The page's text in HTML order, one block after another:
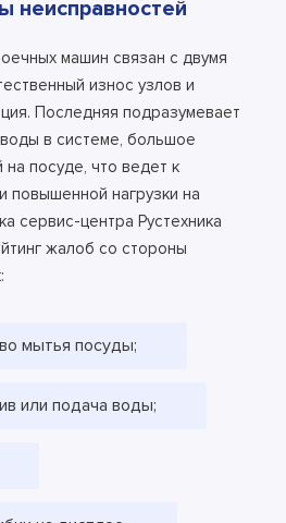
неисправностей
машин связан с двумя
износ узлов и
Последняя подразумевает
в системе, большое
на посуде, что ведет к
повышенной нагрузки на
сервис-центра Рустехника
жалоб со стороны
мытья посуды;
или подача воды;